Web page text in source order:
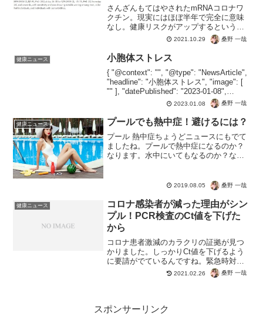
さんざんもてはやされたmRNAコロナワ
クチン。現実にはほぼ半年で完全に意味
なし。健康リスクがアップするという悲
惨な事実が発覚。３回目を打てばさらに
免疫力は下がるが、打たないと目先のリ
スクが高いまま・・・でも治験中ならプ
ラセボや、管理の問題で...
2021.10.29 桑野 一哉
健康ニュース 小胞体ストレス
{ "@context": "", "@type": "NewsArticle",
"headline": "小胞体ストレス", "image": [
"" ], "datePublished": "2023-01-08",
2023.01.08 桑野 一哉
健康ニュース プールでも熱中症！避けるには？
プール 熱中症ちょうどニュースにもでて
ましたね。プールで熱中症になるのか？
なります。水中にいてもなるのか？なり
水中でも温度が高ければ、体温も上がっ
2019.08.05 桑野 一哉
健康ニュース
コロナ感染者が減った理由がシン
プル！PCR検査のCt値を下げた
から
コロナ患者激減のカラクリの証拠が見つ
かりました。しっかりCt値を下げるよう
に要請がでているんですね。緊急時対宣
言や感染症対策であれば前回の時に結果
がでていることから、それらは効果なし
2021.02.26 桑野 一哉
スポンサーリンク